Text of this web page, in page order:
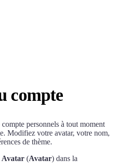
compte
personnels à tout moment
Modifiez votre avatar, votre nom,
de thème.
Avatar (Avatar) dans la